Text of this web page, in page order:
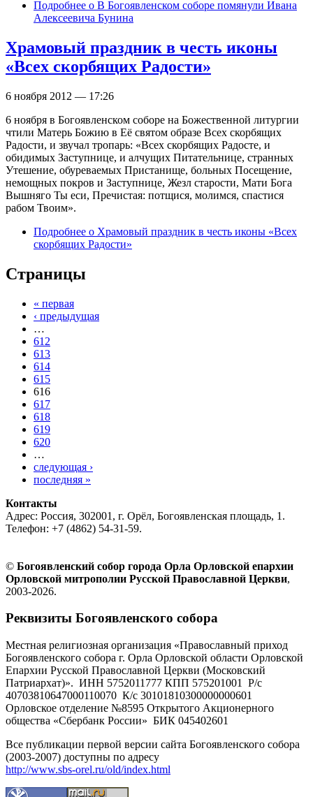
Подробнее о В Богоявленском соборе помянули Ивана
Алексеевича Бунина
Храмовый праздник в честь иконы
«Всех скорбящих Радости»
6 ноября 2012 — 17:26
6 ноября в Богоявленском соборе на Божественной литургии
чтили Матерь Божию в Её святом образе Всех скорбящих
Радости, и звучал тропарь: «Всех скорбящих Радосте, и
обидимых Заступнице, и алчущих Питательнице, странных
Утешение, обуреваемых Пристанище, больных Посещение,
немощных покров и Заступнице, Жезл старости, Мати Бога
Вышняго Ты еси, Пречистая: потщися, молимся, спастися
рабом Твоим».
Подробнее о Храмовый праздник в честь иконы «Всех
скорбящих Радости»
Страницы
« первая
‹ предыдущая
…
612
613
614
615
616
617
618
619
620
…
следующая ›
последняя »
Контакты
Адрес: Россия, 302001, г. Орёл, Богоявленская площадь, 1.
Телефон: +7 (4862) 54-31-59.
© Богоявленский собор города Орла Орловской епархии
Орловской митрополии Русской Православной Церкви,
2003-2026.
Реквизиты Богоявленского собора
Местная религиозная организация «Православный приход
Богоявленского собора г. Орла Орловской области Орловской
Епархии Русской Православной Церкви (Московский
Патриархат)». ИНН 5752011777 КПП 575201001 Р/с
40703810647000110070 К/с 30101810300000000601
Орловское отделение №8595 Открытого Акционерного
общества «Сбербанк России» БИК 045402601
Все публикации первой версии сайта Богоявленского собора
(2003-2007) доступны по адресу
http://www.sbs-orel.ru/old/index.html